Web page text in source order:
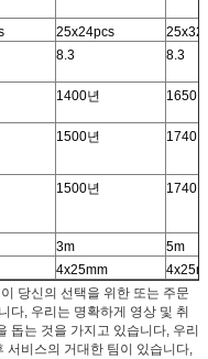
25x24pcs
8.3 8.3
1400년 1650
1500년 1740
1500년 1740
3m
5m
4x25mm
당신의 선택을 위한 또는 주문
다, 우리는 명확하게 영상 및 취
돕는 것을 가지고 있습니다, 우리
서비스의 거대한 팀이 있습니다,